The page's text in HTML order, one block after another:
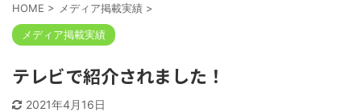
HOME > メディア掲載実績 >
メディア掲載実績
テレビで紹介されました！
2021年4月16日